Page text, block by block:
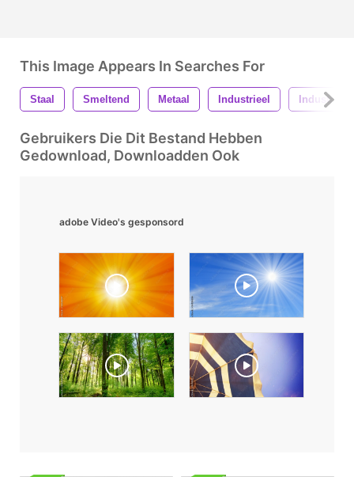
This Image Appears In Searches For
Staal Smeltend Metaal Industrieel Industrie
Gebruikers Die Dit Bestand Hebben
Gedownload, Downloadden Ook
adobe Video's gesponsord